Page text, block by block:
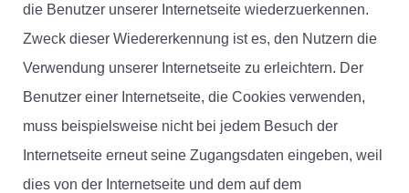
die Benutzer unserer Internetseite wiederzuerkennen.
Zweck dieser Wiedererkennung ist es, den Nutzern die
Verwendung unserer Internetseite zu erleichtern. Der
Benutzer einer Internetseite, die Cookies verwenden,
muss beispielsweise nicht bei jedem Besuch der
Internetseite erneut seine Zugangsdaten eingeben, weil
dies von der Internetseite und dem auf dem